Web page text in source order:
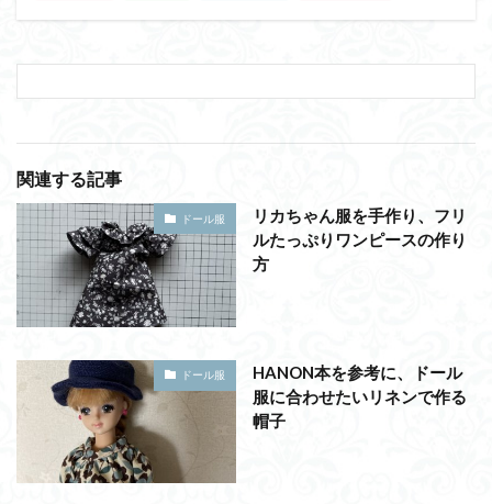
関連する記事
ドール服
リカちゃん服を手作り、フリ
ルたっぷりワンピースの作り
方
ドール服
HANON本を参考に、ドール
服に合わせたいリネンで作る
帽子